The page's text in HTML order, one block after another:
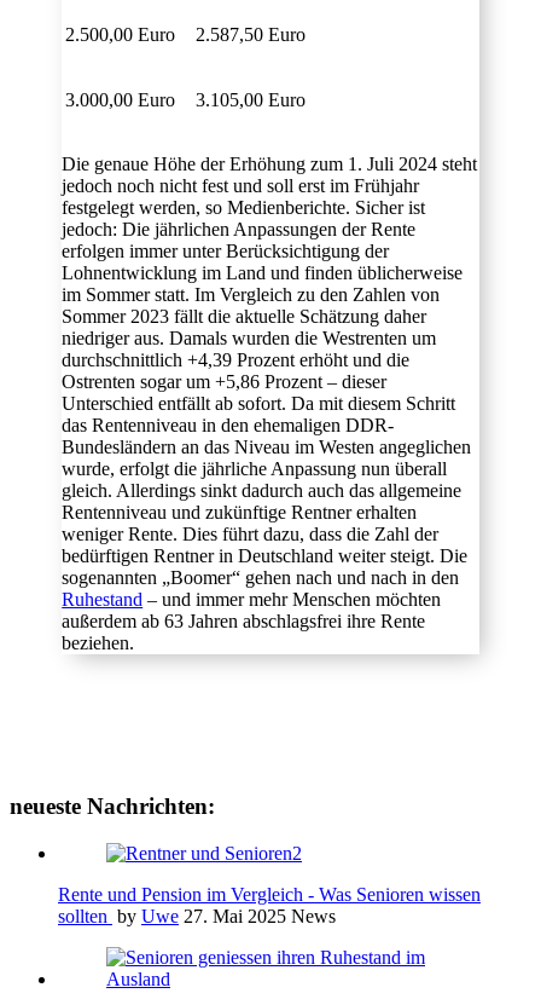
2.500,00 Euro 2.587,50 Euro
3.000,00 Euro 3.105,00 Euro
Die genaue Höhe der Erhöhung zum 1. Juli 2024 steht
jedoch noch nicht fest und soll erst im Frühjahr
festgelegt werden, so Medienberichte. Sicher ist
jedoch: Die jährlichen Anpassungen der Rente
erfolgen immer unter Berücksichtigung der
Lohnentwicklung im Land und finden üblicherweise
im Sommer statt. Im Vergleich zu den Zahlen von
Sommer 2023 fällt die aktuelle Schätzung daher
niedriger aus. Damals wurden die Westrenten um
durchschnittlich +4,39 Prozent erhöht und die
Ostrenten sogar um +5,86 Prozent – dieser
Unterschied entfällt ab sofort. Da mit diesem Schritt
das Rentenniveau in den ehemaligen DDR-
Bundesländern an das Niveau im Westen angeglichen
wurde, erfolgt die jährliche Anpassung nun überall
gleich. Allerdings sinkt dadurch auch das allgemeine
Rentenniveau und zukünftige Rentner erhalten
weniger Rente. Dies führt dazu, dass die Zahl der
bedürftigen Rentner in Deutschland weiter steigt. Die
sogenannten „Boomer“ gehen nach und nach in den
Ruhestand – und immer mehr Menschen möchten
außerdem ab 63 Jahren abschlagsfrei ihre Rente
beziehen.
neueste Nachrichten:
Rente und Pension im Vergleich - Was Senioren wissen
sollten by Uwe 27. Mai 2025 News